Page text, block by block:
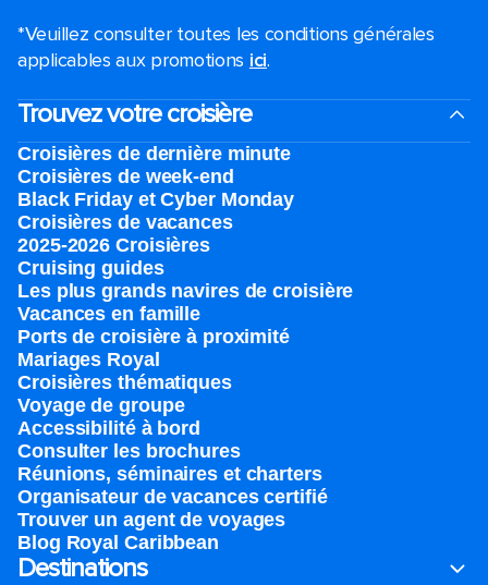
*Veuillez consulter toutes les conditions générales
applicables aux promotions ici.
Trouvez votre croisière
Croisières de dernière minute
Croisières de week-end
Black Friday et Cyber Monday
Croisières de vacances
2025-2026 Croisières
Cruising guides
Les plus grands navires de croisière
Vacances en famille
Ports de croisière à proximité
Mariages Royal
Croisières thématiques
Voyage de groupe​
Accessibilité à bord​
Consulter les brochures
Réunions, séminaires et charters
Organisateur de vacances certifié
Trouver un agent de voyages
Blog Royal Caribbean
Destinations